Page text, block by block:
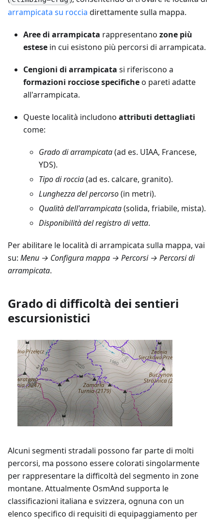
arrampicata su roccia direttamente sulla mappa.
Aree di arrampicata rappresentano zone più
estese in cui esistono più percorsi di arrampicata.
Cengioni di arrampicata si riferiscono a
formazioni rocciose specificheo pareti adatte
all'arrampicata.
Queste località includono attributi dettagliati
come:
Grado di arrampicata(ad es. UIAA, Francese,
YDS).
Tipo di roccia(ad es. calcare, granito).
Lunghezza del percorso(in metri).
Qualità dell'arrampicata(solida, friabile, mista).
Disponibilità del registro di vetta.
Per abilitare le località di arrampicata sulla mappa, vai
su: Menu → Configura mappa → Percorsi → Percorsi di
arrampicata.
Grado di difficoltà dei sentieri
escursionistici
Alcuni segmenti stradali possono far parte di molti
percorsi, ma possono essere colorati singolarmente
per rappresentare la difficoltà del segmento in zone
montane. Attualmente OsmAnd supporta le
classificazioni italiana e svizzera, ognuna con un
elenco specifico di requisiti di equipaggiamento per